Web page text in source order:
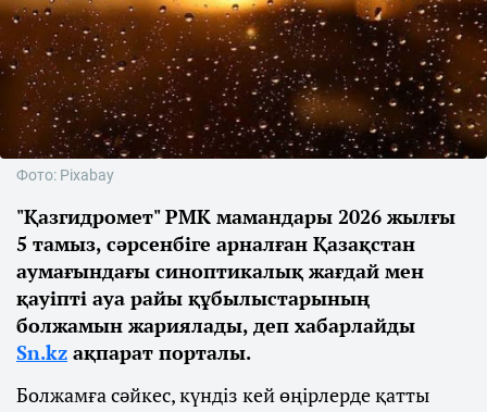
Фото: Pixabay
"Қазгидромет" РМК мамандары 2026 жылғы
5 тамыз, сәрсенбіге арналған Қазақстан
аумағындағы синоптикалық жағдай мен
қауіпті ауа райы құбылыстарының
болжамын жариялады, деп хабарлайды
Sn.kz ақпарат порталы.
Болжамға сәйкес, күндіз кей өңірлерде қатты